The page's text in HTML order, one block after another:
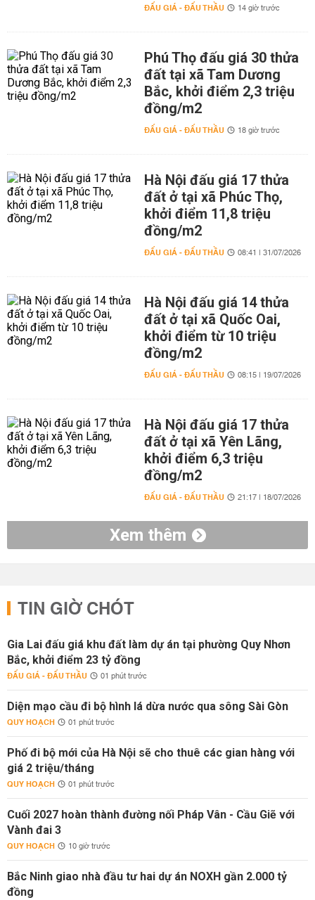
ĐẤU GIÁ - ĐẤU THẦU 14 giờ trước
Phú Thọ đấu giá 30 thửa
đất tại xã Tam Dương
Bắc, khởi điểm 2,3 triệu
đồng/m2
ĐẤU GIÁ - ĐẤU THẦU 18 giờ trước
Hà Nội đấu giá 17 thửa
đất ở tại xã Phúc Thọ,
khởi điểm 11,8 triệu
đồng/m2
ĐẤU GIÁ - ĐẤU THẦU 08:41 | 31/07/2026
Hà Nội đấu giá 14 thửa
đất ở tại xã Quốc Oai,
khởi điểm từ 10 triệu
đồng/m2
ĐẤU GIÁ - ĐẤU THẦU 08:15 | 19/07/2026
Hà Nội đấu giá 17 thửa
đất ở tại xã Yên Lãng,
khởi điểm 6,3 triệu
đồng/m2
ĐẤU GIÁ - ĐẤU THẦU 21:17 | 18/07/2026
Xem thêm
TIN GIỜ CHÓT
Gia Lai đấu giá khu đất làm dự án tại phường Quy Nhơn
Bắc, khởi điểm 23 tỷ đồng
ĐẤU GIÁ - ĐẤU THẦU 01 phút trước
Diện mạo cầu đi bộ hình lá dừa nước qua sông Sài Gòn
QUY HOẠCH 01 phút trước
Phố đi bộ mới của Hà Nội sẽ cho thuê các gian hàng với
giá 2 triệu/tháng
QUY HOẠCH 01 phút trước
Cuối 2027 hoàn thành đường nối Pháp Vân - Cầu Giẽ với
Vành đai 3
QUY HOẠCH 10 giờ trước
Bắc Ninh giao nhà đầu tư hai dự án NOXH gần 2.000 tỷ
đồng